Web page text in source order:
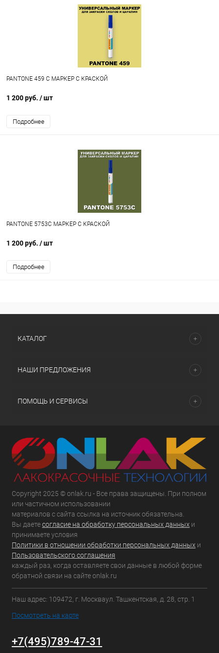
PANTONE 459 C МАРКЕР С КРАСКОЙ
1 200 руб. / шт
Подробнее
PANTONE 5753C МАРКЕР С КРАСКОЙ
1 200 руб. / шт
Подробнее
КАТАЛОГ
НАШИ ПРЕДЛОЖЕНИЯ
ПОМОЩЬ И СЕРВИСЫ
Copyright 2025 © onlak.ru - Все права защищены. При полном
или частичном использовании
материалов с сайта ссылка на источник обязательна.
Вы даетесогласие на обработку персональных данных и
принимаете условия
Политики в отношении обработки персональных данных и
Пользовательского соглашения
каждый раз, когда оставляете свои данные в любой форме
обратной связи на сайте onlak.ru
Наш адрес: 109472, г. Москваул. Ташкентская, д. 28, стр. 1
Посмотреть на карте
+7(495)789-47-31